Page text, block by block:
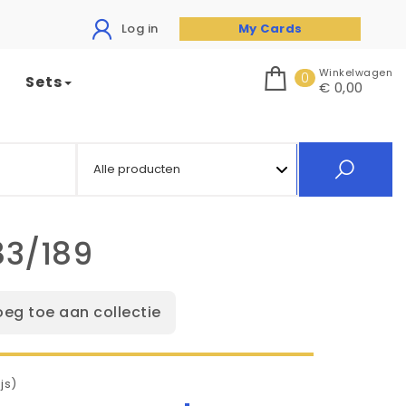
Log in My Cards
Sets 0 Winkelwagen
€ 0,00
189
toe aan collectie